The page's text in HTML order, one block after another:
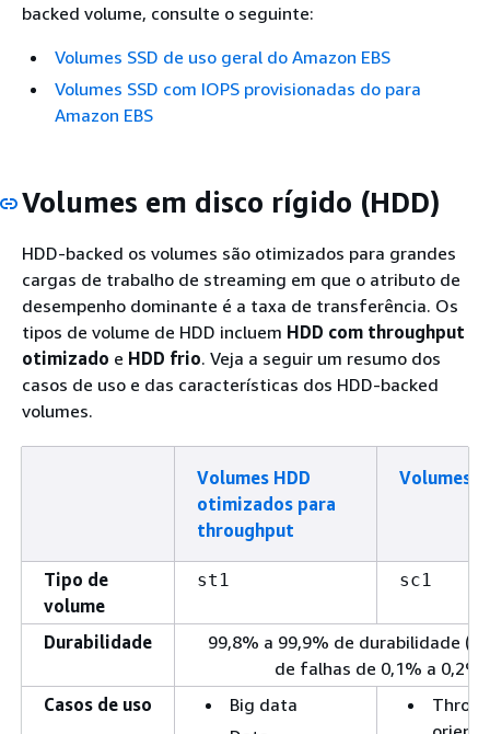
backed volume, consulte o seguinte:
Volumes SSD de uso geral do Amazon EBS
Volumes SSD com IOPS provisionadas do para
Amazon EBS
Volumes em disco rígido (HDD)
HDD-backed os volumes são otimizados para grandes
cargas de trabalho de streaming em que o atributo de
desempenho dominante é a taxa de transferência. Os
tipos de volume de HDD incluem HDD com throughput
otimizado e HDD frio. Veja a seguir um resumo dos
casos de uso e das características dos HDD-backed
volumes.
Volumes HDD
otimizados para
throughput
Volumes
Tipo de
volume
st1 sc1
Durabilidade
99,8% a 99,9% de durabilidade
de falhas de 0,1% a 0,2%)
Casos de uso
Big data